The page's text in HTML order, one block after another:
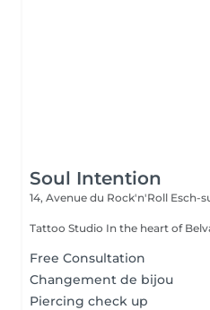
Soul Intention
14, Avenue du Rock'n'Roll Esch-
Tattoo Studio In the heart of
Free Consultation
Changement de bijou
Piercing check up